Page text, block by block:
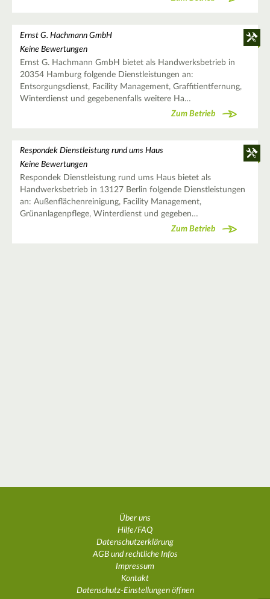
Ernst G. Hachmann GmbH
Keine Bewertungen
Ernst G. Hachmann GmbH bietet als Handwerksbetrieb in
20354 Hamburg folgende Dienstleistungen an:
Entsorgungsdienst, Facility Management, Graffitientfernung,
Winterdienst und gegebenenfalls weitere Ha…
Zum Betrieb
Respondek Dienstleistung rund ums Haus
Keine Bewertungen
Respondek Dienstleistung rund ums Haus bietet als
Handwerksbetrieb in 13127 Berlin folgende Dienstleistungen
an: Außenflächenreinigung, Facility Management,
Grünanlagenpflege, Winterdienst und gegeben…
Zum Betrieb
Über uns
Hilfe/FAQ
Datenschutzerklärung
AGB und rechtliche Infos
Impressum
Kontakt
Datenschutz-Einstellungen öffnen